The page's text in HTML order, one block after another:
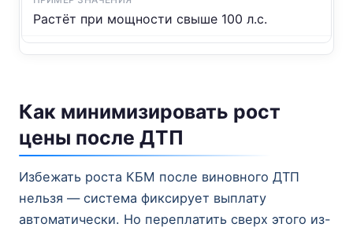
Растёт при мощности свыше 100 л.с.
Как минимизировать рост
цены после ДТП
Избежать роста КБМ после виновного ДТП
нельзя — система фиксирует выплату
автоматически. Но переплатить сверх этого из-